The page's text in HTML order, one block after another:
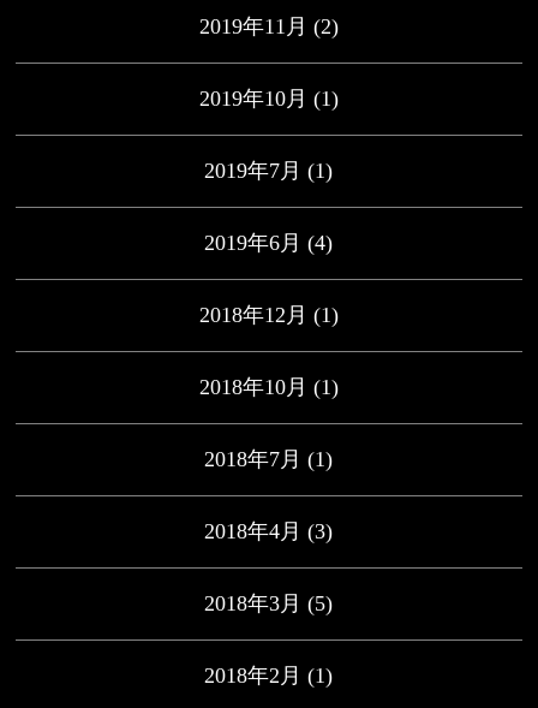
2019年11月 (2)
2019年10月 (1)
2019年7月 (1)
2019年6月 (4)
2018年12月 (1)
2018年10月 (1)
2018年7月 (1)
2018年4月 (3)
2018年3月 (5)
2018年2月 (1)